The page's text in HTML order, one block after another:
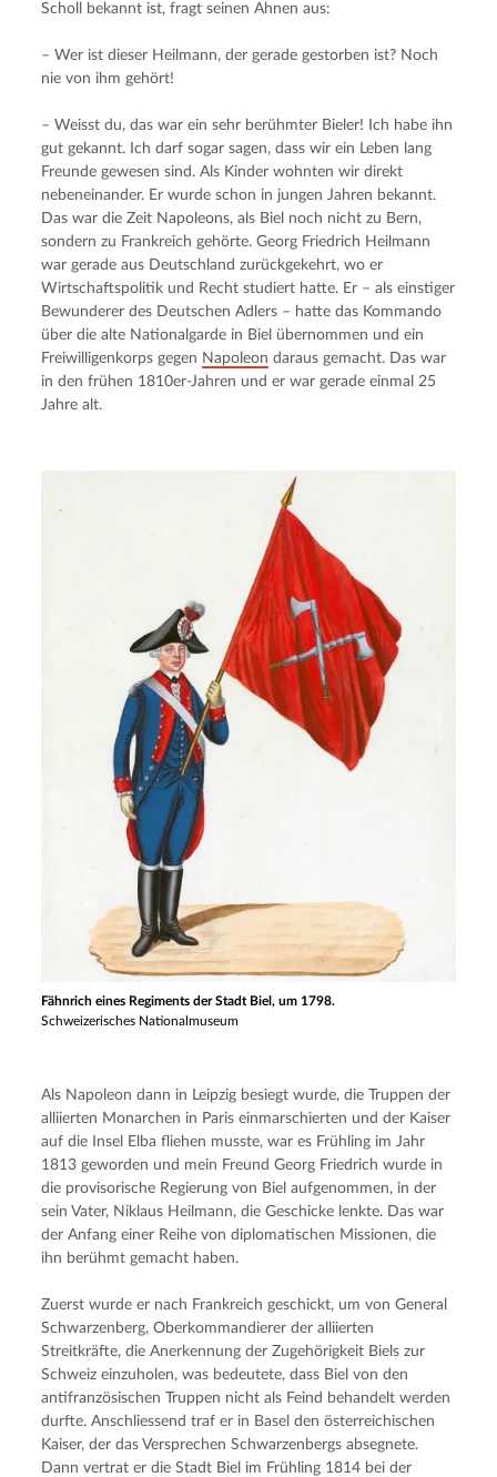
Scholl bekannt ist, fragt seinen Ahnen aus:
– Wer ist dieser Heilmann, der gerade gestorben ist? Noch
nie von ihm gehört!
– Weisst du, das war ein sehr berühmter Bieler! Ich habe ihn
gut gekannt. Ich darf sogar sagen, dass wir ein Leben lang
Freunde gewesen sind. Als Kinder wohnten wir direkt
nebeneinander. Er wurde schon in jungen Jahren bekannt.
Das war die Zeit Napoleons, als Biel noch nicht zu Bern,
sondern zu Frankreich gehörte. Georg Friedrich Heilmann
war gerade aus Deutschland zurückgekehrt, wo er
Wirtschaftspolitik und Recht studiert hatte. Er – als einstiger
Bewunderer des Deutschen Adlers – hatte das Kommando
über die alte Nationalgarde in Biel übernommen und ein
Freiwilligenkorps gegen Napoleon daraus gemacht. Das war
in den frühen 1810er-Jahren und er war gerade einmal 25
Jahre alt.
Fähnrich eines Regiments der Stadt Biel, um 1798.
Schweizerisches Nationalmuseum
Als Napoleon dann in Leipzig besiegt wurde, die Truppen der
alliierten Monarchen in Paris einmarschierten und der Kaiser
auf die Insel Elba fliehen musste, war es Frühling im Jahr
1813 geworden und mein Freund Georg Friedrich wurde in
die provisorische Regierung von Biel aufgenommen, in der
sein Vater, Niklaus Heilmann, die Geschicke lenkte. Das war
der Anfang einer Reihe von diplomatischen Missionen, die
ihn berühmt gemacht haben.
Zuerst wurde er nach Frankreich geschickt, um von General
Schwarzenberg, Oberkommandierer der alliierten
Streitkräfte, die Anerkennung der Zugehörigkeit Biels zur
Schweiz einzuholen, was bedeutete, dass Biel von den
antifranzösischen Truppen nicht als Feind behandelt werden
durfte. Anschliessend traf er in Basel den österreichischen
Kaiser, der das Versprechen Schwarzenbergs absegnete.
Dann vertrat er die Stadt Biel im Frühling 1814 bei der